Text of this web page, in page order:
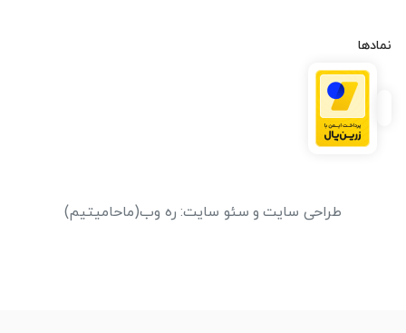
نمادها
طراحی سایت و سئو سایت: ره وب(ماحامیتیم)